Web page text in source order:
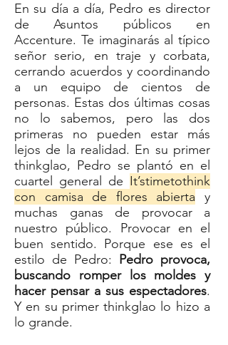
En su día a día, Pedro es director
de Asuntos públicos en
Accenture. Te imaginarás al típico
señor serio, en traje y corbata,
cerrando acuerdos y coordinando
a un equipo de cientos de
personas. Estas dos últimas cosas
no lo sabemos, pero las dos
primeras no pueden estar más
lejos de la realidad. En su primer
thinkglao, Pedro se plantó en el
cuartel general de It’stimetothink
con camisa de flores abierta y
muchas ganas de provocar a
nuestro público. Provocar en el
buen sentido. Porque ese es el
estilo de Pedro: Pedro provoca,
buscando romper los moldes y
hacer pensar a sus espectadores.
Y en su primer thinkglao lo hizo a
lo grande.